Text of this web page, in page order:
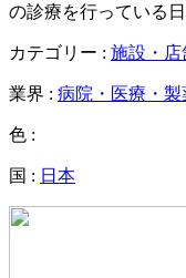
の診療を行っている
カテゴリー : 施設・店
業界 : 病院・医療・製
色 :
国 : 日本